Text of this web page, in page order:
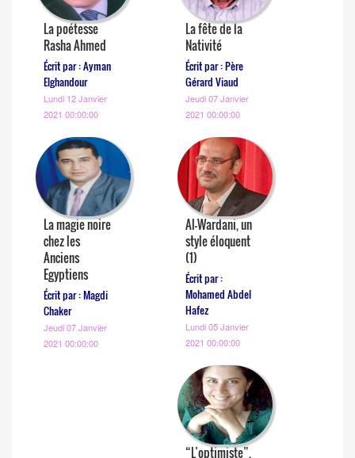
La poétesse
Rasha Ahmed
Écrit par : Ayman
Elghandour
Lundi 12 Janvier
2021 00:00:00
La fête de la
Nativité
Écrit par : Père
Gérard Viaud
Jeudi 07 Janvier
2021 00:00:00
La magie noire
chez les
Anciens
Egyptiens
Écrit par : Magdi
Chaker
Jeudi 07 Janvier
2021 00:00:00
Al-Wardani, un
style éloquent
(1)
Écrit par :
Mohamed Abdel
Hafez
Lundi 05 Janvier
2021 00:00:00
“L’optimiste”,